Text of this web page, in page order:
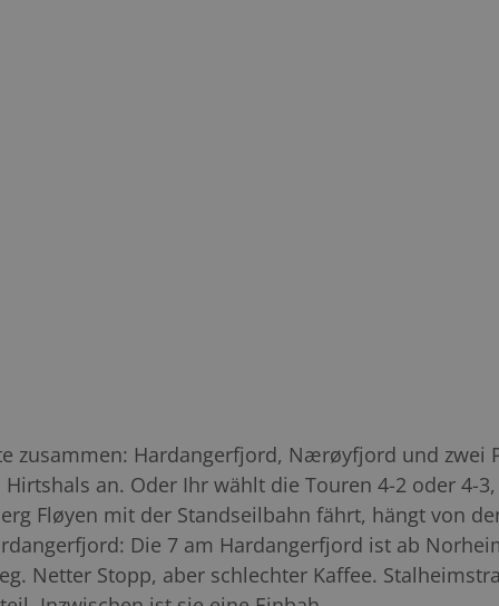
zusammen: Hardangerfjord, Nærøyfjord und zwei
an. Oder Ihr wählt die Touren 4-2 oder 4-
Fløyen mit der Standseilbahn fährt, hängt von
Die 7 am Hardangerfjord ist ab
Netter Stopp, aber schlechter Kaffee.